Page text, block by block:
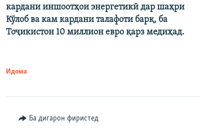
кардани иншоотҳои энергетикӣ дар шаҳри
Кӯлоб ва кам кардани талафоти барқ, ба
Тоҷикистон 10 миллион евро қарз медиҳад.
Идома
Ба дигарон фиристед